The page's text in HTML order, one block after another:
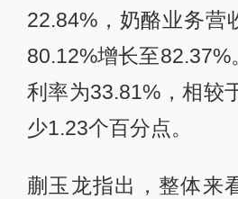
22.84%，奶酪业务营
80.12%增长至
利率为33.81%，相较
少1.23个百分点。
蒯玉龙指出，整体来